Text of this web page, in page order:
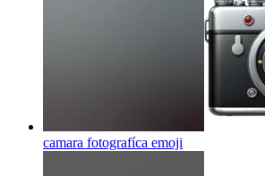
camara fotografíca emoji